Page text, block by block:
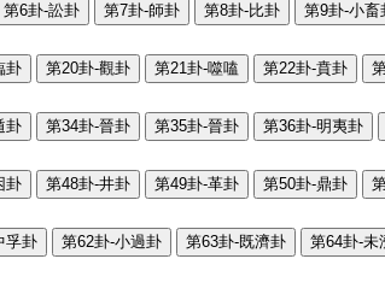
第6卦-訟卦 第7卦-師卦 第8卦-比卦 第9卦-小畜
卦 第20卦-觀卦 第21卦-噬嗑 第22卦-賁卦
卦 第34卦-晉卦 第35卦-晉卦 第36卦-明夷卦
卦 第48卦-井卦 第49卦-革卦 第50卦-鼎卦
孚卦 第62卦-小過卦 第63卦-既濟卦 第64卦-未